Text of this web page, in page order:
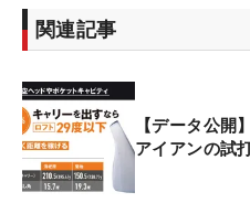
関連記事
【データ公開
アイアンの試